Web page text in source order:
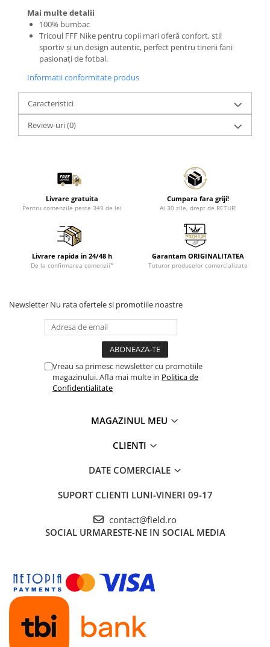
Mai multe detalii
100% bumbac
Tricoul FFF Nike pentru copii mari oferă confort, stil
sportiv și un design autentic, perfect pentru tinerii fani
pasionați de fotbal.
Informatii conformitate produs
Caracteristici
Review-uri(0)
Livrare gratuita
Pentru comenzile peste 349 de lei
Cumpara fara griji!
Ai 30 zile, drept de RETUR!
Livrare rapida in 24/48 h
De la confirmarea comenzii*
Garantam ORIGINALITATEA
Tuturor produselor comercializate
Newsletter Nu rata ofertele si promotiile noastre
Vreau sa primesc newsletter cu promotiile
magazinului. Afla mai multe in Politica de
Confidentialitate
MAGAZINUL MEU
CLIENTI
DATE COMERCIALE
SUPORT CLIENTI LUNI-VINERI 09-17
contact@field.ro
SOCIAL URMARESTE-NE IN SOCIAL MEDIA